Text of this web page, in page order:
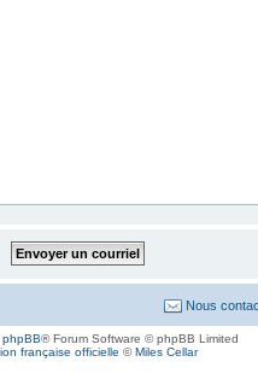
Nous
phpBB® Forum Software © phpBB Limited
française officielle ©Miles Cellar